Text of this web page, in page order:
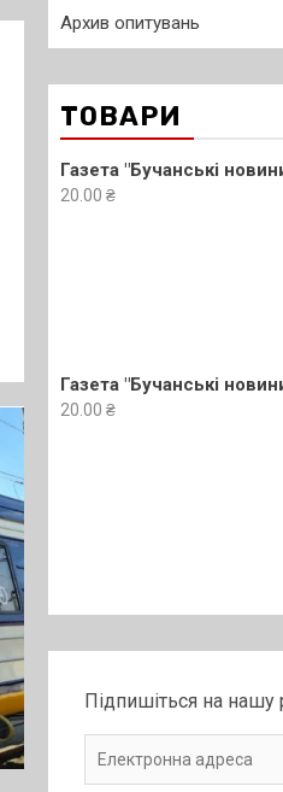
Архив опитувань
ТОВАРИ
Газета "Бучанські
20.00 ₴
Газета "Бучанські
20.00 ₴
Підпишіться на нашу